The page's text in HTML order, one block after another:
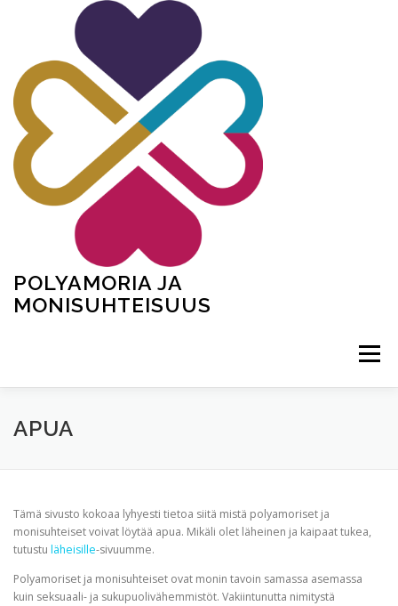
POLYAMORIA JA
MONISUHTEISUUS
Valikko
TERVETULOA
APUA
Tämä sivusto kokoaa lyhyesti tietoa siitä mistä polyamoriset ja
monisuhteiset voivat löytää apua. Mikäli olet läheinen ja kaipaat tukea,
tutustu läheisille-sivuumme.
Polyamoriset ja monisuhteiset ovat monin tavoin samassa asemassa
kuin seksuaali- ja sukupuolivähemmistöt. Vakiintunutta nimitystä